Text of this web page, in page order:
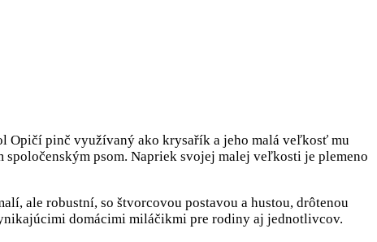
Opičí pinč využívaný ako krysařík a jeho malá veľkosť mu
psom. Napriek svojej malej veľkosti je plemeno
ale robustní, so štvorcovou postavou a hustou, drôtenou
domácimi miláčikmi pre rodiny aj jednotlivcov.